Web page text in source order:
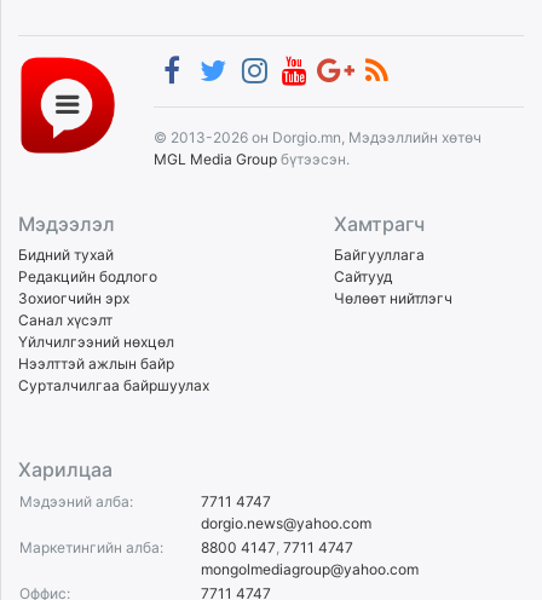
© 2013-2026 он Dorgio.mn, Мэдээллийн хөтөч
MGL Media Group бүтээсэн.
Мэдээлэл
Бидний тухай
Редакцийн бодлого
Зохиогчийн эрх
Санал хүсэлт
Үйлчилгээний нөхцөл
Нээлттэй ажлын байр
Сурталчилгаа байршуулах
Хамтрагч
Байгууллага
Сайтууд
Чөлөөт нийтлэгч
Харилцаа
Мэдээний алба:
7711 4747
dorgio.news@yahoo.com
Маркетингийн алба:
8800 4147 7711 4747
mongolmediagroup@yahoo.com
Оффис:
7711 4747